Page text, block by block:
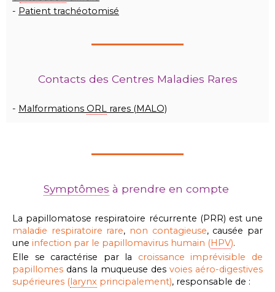
- Patient trachéotomisé
Contacts des Centres Maladies Rares
- Malformations ORL rares (MALO)
Symptômes à prendre en compte
La papillomatose respiratoire récurrente (PRR) est une
maladie respiratoire rare, non contagieuse, causée par
une infection par le papillomavirus humain (HPV).
Elle se caractérise par la croissance imprévisible de
papillomes dans la muqueuse des voies aéro-digestives
supérieures (larynx principalement), responsable de :